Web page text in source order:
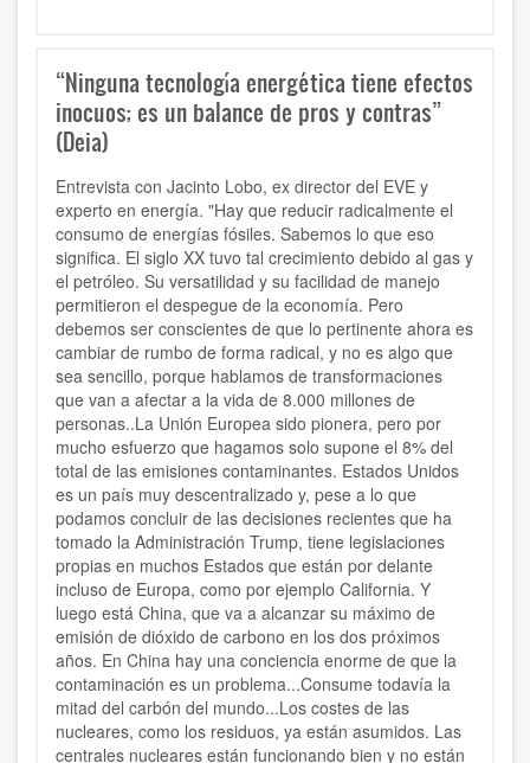
“Ninguna tecnología energética tiene efectos
inocuos; es un balance de pros y contras”
(Deia)
Entrevista con Jacinto Lobo, ex director del EVE y
experto en energía. "Hay que reducir radicalmente el
consumo de energías fósiles. Sabemos lo que eso
significa. El siglo XX tuvo tal crecimiento debido al gas y
el petróleo. Su versatilidad y su facilidad de manejo
permitieron el despegue de la economía. Pero
debemos ser conscientes de que lo pertinente ahora es
cambiar de rumbo de forma radical, y no es algo que
sea sencillo, porque hablamos de transformaciones
que van a afectar a la vida de 8.000 millones de
personas..La Unión Europea sido pionera, pero por
mucho esfuerzo que hagamos solo supone el 8% del
total de las emisiones contaminantes. Estados Unidos
es un país muy descentralizado y, pese a lo que
podamos concluir de las decisiones recientes que ha
tomado la Administración Trump, tiene legislaciones
propias en muchos Estados que están por delante
incluso de Europa, como por ejemplo California. Y
luego está China, que va a alcanzar su máximo de
emisión de dióxido de carbono en los dos próximos
años. En China hay una conciencia enorme de que la
contaminación es un problema...Consume todavía la
mitad del carbón del mundo...Los costes de las
nucleares, como los residuos, ya están asumidos. Las
centrales nucleares están funcionando bien y no están